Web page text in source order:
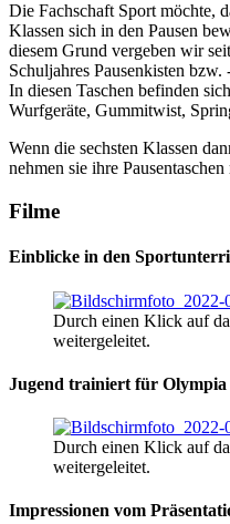
Die Fachschaft Sport möchte,
Klassen sich in den Pausen
diesem Grund vergeben wir
Schuljahres Pausenkisten bzw.
In diesen Taschen befinden
Wurfgeräte, Gummitwist,
Wenn die sechsten Klassen
nehmen sie ihre Pausentaschen
Filme
Einblicke in den
Durch einen Klick auf
weitergeleitet.
Jugend trainiert für Olympia
Durch einen Klick auf
weitergeleitet.
Impressionen vom